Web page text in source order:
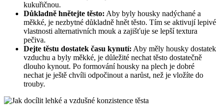
kukuřičnou.
Důkladně hnětejte těsto: Aby byly housky nadýchané a
měkké, je nezbytné důkladně hnět těsto. Tím se aktivují lepivé
vlastnosti alternativních mouk a zajišťuje se lepší textura
pečiva.
Dejte těstu dostatek času kynutí: Aby měly housky dostatek
vzduchu a byly měkké, je důležité nechat těsto dostatečně
dlouho kynout. Po formování housky na plech je dobré
nechat je ještě chvíli odpočinout a narůst, než je vložíte do
trouby.